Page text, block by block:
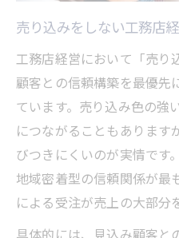
売り込みをしない工務店
工務店経営において「売り
顧客との信頼構築を最優先
ています。売り込み色の強
につながることもあります
びつきにくいのが実情です
地域密着型の信頼関係が最
による受注が売上の大部分
具体的には、見込み顧客と